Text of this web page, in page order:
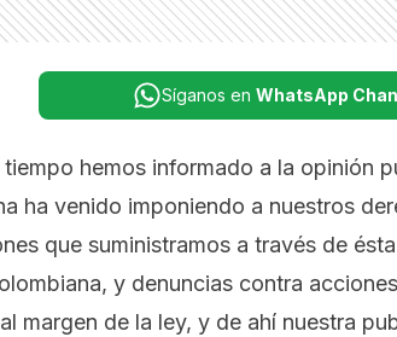
Síganos en WhatsApp
hemos informado a la opinión
ha venido imponiendo a nuestros
que suministramos a través de
y denuncias contra
margen de la ley, y de ahí nuestra